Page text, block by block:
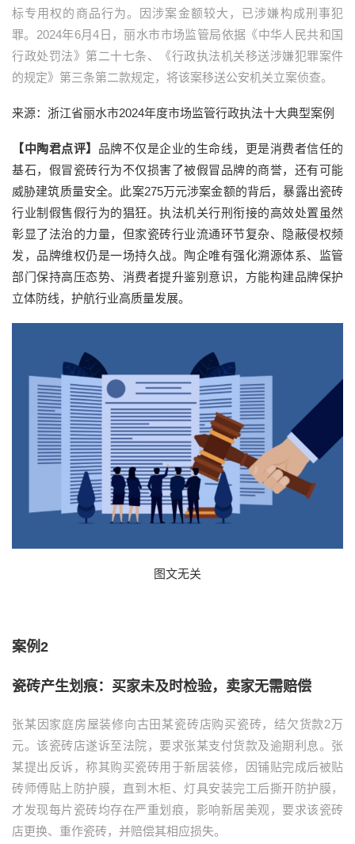
标专用权的商品行为。因涉案金额较大，已涉嫌构成刑事犯
罪。2024年6月4日，丽水市市场监管局依据《中华人民共和国
行政处罚法》第二十七条、《行政执法机关移送涉嫌犯罪案件
的规定》第三条第二款规定，将该案移送公安机关立案侦查。
来源：浙江省丽水市2024年度市场监管行政执法十大典型案例
【中陶君点评】 品牌不仅是企业的生命线，更是消费者信任的
基石，假冒瓷砖行为不仅损害了被假冒品牌的商誉，还有可能
威胁建筑质量安全。此案275万元涉案金额的背后，暴露出瓷砖
行业制假售假行为的猖狂。执法机关行刑衔接的高效处置虽然
彰显了法治的力量，但家瓷砖行业流通环节复杂、隐蔽侵权频
发，品牌维权仍是一场持久战。陶企唯有强化溯源体系、监管
部门保持高压态势、消费者提升鉴别意识，方能构建品牌保护
立体防线，护航行业高质量发展。
图文无关
案例2
瓷砖产生划痕：买家未及时检验，卖家无需赔偿
张某因家庭房屋装修向古田某瓷砖店购买瓷砖，结欠货款2万
元。该瓷砖店遂诉至法院，要求张某支付货款及逾期利息。张
某提出反诉，称其购买瓷砖用于新居装修，因铺贴完成后被贴
砖师傅贴上防护膜，直到木柜、灯具安装完工后撕开防护膜，
才发现每片瓷砖均存在严重划痕，影响新居美观，要求该瓷砖
店更换、重作瓷砖，并赔偿其相应损失。